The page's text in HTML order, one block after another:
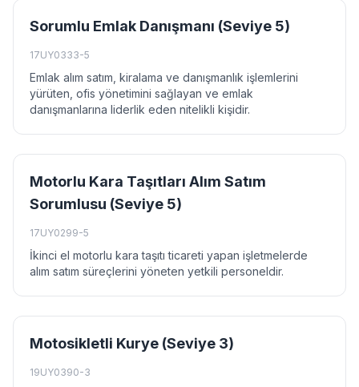
Sorumlu Emlak Danışmanı (Seviye 5)
17UY0333-5
Emlak alım satım, kiralama ve danışmanlık işlemlerini
yürüten, ofis yönetimini sağlayan ve emlak
danışmanlarına liderlik eden nitelikli kişidir.
Motorlu Kara Taşıtları Alım Satım
Sorumlusu (Seviye 5)
17UY0299-5
İkinci el motorlu kara taşıtı ticareti yapan işletmelerde
alım satım süreçlerini yöneten yetkili personeldir.
Motosikletli Kurye (Seviye 3)
19UY0390-3